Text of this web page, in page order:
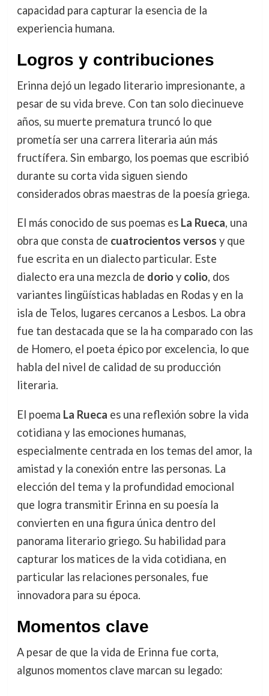
capacidad para capturar la esencia de la
experiencia humana.
Logros y contribuciones
Erinna dejó un legado literario impresionante, a
pesar de su vida breve. Con tan solo diecinueve
años, su muerte prematura truncó lo que
prometía ser una carrera literaria aún más
fructífera. Sin embargo, los poemas que escribió
durante su corta vida siguen siendo
considerados obras maestras de la poesía griega.
El más conocido de sus poemas es La Rueca, una
obra que consta de cuatrocientos versos y que
fue escrita en un dialecto particular. Este
dialecto era una mezcla de dorioy colio, dos
variantes lingüísticas habladas en Rodas y en la
isla de Telos, lugares cercanos a Lesbos. La obra
fue tan destacada que se la ha comparado con las
de Homero, el poeta épico por excelencia, lo que
habla del nivel de calidad de su producción
literaria.
El poema La Rueca es una reflexión sobre la vida
cotidiana y las emociones humanas,
especialmente centrada en los temas del amor, la
amistad y la conexión entre las personas. La
elección del tema y la profundidad emocional
que logra transmitir Erinna en su poesía la
convierten en una figura única dentro del
panorama literario griego. Su habilidad para
capturar los matices de la vida cotidiana, en
particular las relaciones personales, fue
innovadora para su época.
Momentos clave
A pesar de que la vida de Erinna fue corta,
algunos momentos clave marcan su legado: